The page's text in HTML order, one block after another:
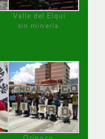
Valle del Elqui
sin minería.